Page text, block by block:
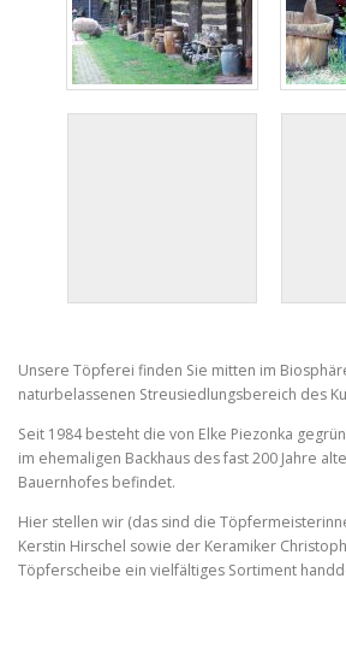
Unsere Töpferei finden Sie mitten im
naturbelassenen Streusiedlungsbereich des
Seit 1984 besteht die von Elke Piezonka
im ehemaligen Backhaus des fast 200 Jahre
Bauernhofes befindet.
Hier stellen wir (das sind die
Kerstin Hirschel sowie der Keramiker
Töpferscheibe ein vielfältiges Sortiment